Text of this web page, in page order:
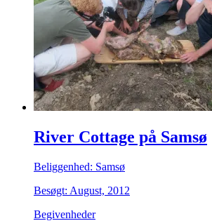
River Cottage på Samsø
Beliggenhed: Samsø
Besøgt: August, 2012
Begivenheder